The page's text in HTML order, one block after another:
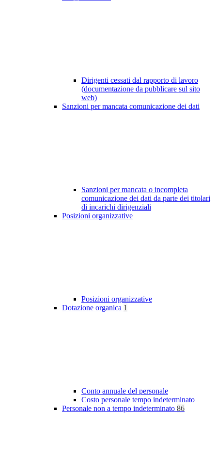
Dirigenti cessati dal rapporto di lavoro
(documentazione da pubblicare sul sito
web)
Sanzioni per mancata comunicazione dei dati
Sanzioni per mancata o incompleta
comunicazione dei dati da parte dei titolari
di incarichi dirigenziali
Posizioni organizzative
Posizioni organizzative
Dotazione organica 1
Conto annuale del personale
Costo personale tempo indeterminato
Personale non a tempo indeterminato 86